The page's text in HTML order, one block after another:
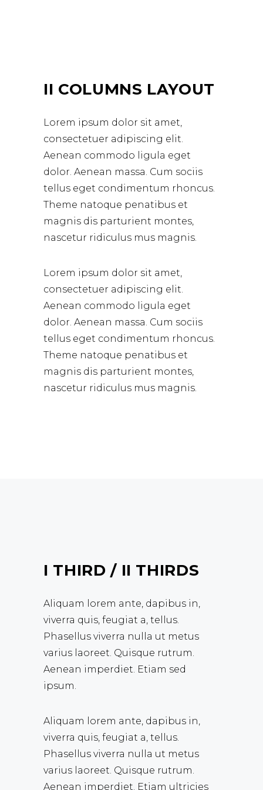
II COLUMNS LAYOUT
Lorem ipsum dolor sit amet,
consectetuer adipiscing elit.
Aenean commodo ligula eget
dolor. Aenean massa. Cum sociis
tellus eget condimentum rhoncus.
Theme natoque penatibus et
magnis dis parturient montes,
nascetur ridiculus mus magnis.
Lorem ipsum dolor sit amet,
consectetuer adipiscing elit.
Aenean commodo ligula eget
dolor. Aenean massa. Cum sociis
tellus eget condimentum rhoncus.
Theme natoque penatibus et
magnis dis parturient montes,
nascetur ridiculus mus magnis.
I THIRD / II THIRDS
Aliquam lorem ante, dapibus in,
viverra quis, feugiat a, tellus.
Phasellus viverra nulla ut metus
varius laoreet. Quisque rutrum.
Aenean imperdiet. Etiam sed
ipsum.
Aliquam lorem ante, dapibus in,
viverra quis, feugiat a, tellus.
Phasellus viverra nulla ut metus
varius laoreet. Quisque rutrum.
Aenean imperdiet. Etiam ultricies